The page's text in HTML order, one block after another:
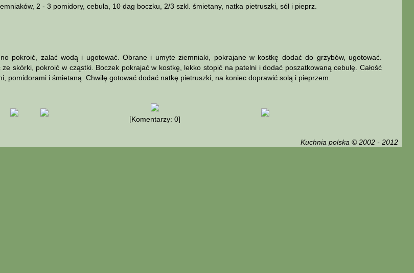
2 - 3 pomidory, cebula, 10 dag boczku, 2/3 szkl. śmietany, natka pietruszki, sól i pieprz.
pokroić, zalać wodą i ugotować. Obrane i umyte ziemniaki, pokrajane w kostkę dodać do grzybów, ugotować.
skórki, pokroić w cząstki. Boczek pokrajać w kostkę, lekko stopić na patelni i dodać poszatkowaną cebulę. Całość
pomidorami i śmietaną. Chwilę gotować dodać natkę pietruszki, na koniec doprawić solą i pieprzem.
[Komentarzy: 0]
Kuchnia polska © 2002 - 2012